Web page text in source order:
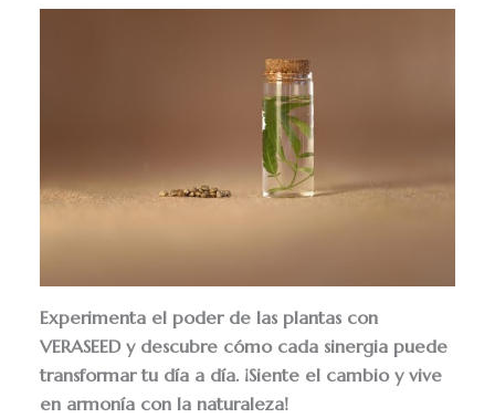
Experimenta el poder de las plantas con
VERASEED y descubre cómo cada sinergia puede
transformar tu día a día. ¡Siente el cambio y vive
en armonía con la naturaleza!